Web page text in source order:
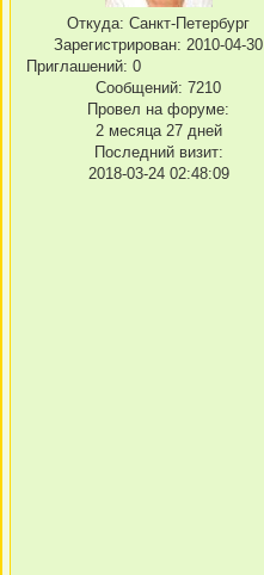
Откуда: Санкт-Петербург
Зарегистрирован: 2010-04-30
Приглашений: 0
Сообщений: 7210
Провел на форуме:
2 месяца 27 дней
Последний визит:
2018-03-24 02:48:09